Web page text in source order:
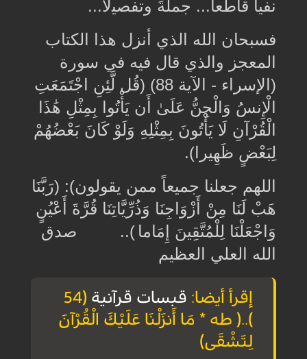
نفياً قاطعاً... ﺟﻤﻠﺔَ ﻭﺗﻔﺼﻴلاً...
ﻓﺴﺒﺤﺎﻥ ﺍﻟﻠﻪ الذي أنزل هذا الكتاب
المعجز والذي قال فيه في سورة
(الإسراء - الآية 88) (قُل لَّئِنِ اجْتَمَعَتِ
الْإِنسُ وَالْجِنُّ عَلَىٰ أَن يَأْتُوا بِمِثْلِ هَٰذَا
الْقُرْآنِ لَا يَأْتُونَ بِمِثْلِهِ وَلَوْ كَانَ بَعْضُهُمْ
لِبَعْضٍ ظَهِيرا).
اللهم جعلنا جميعاً ممن يقولون:( (رَبَّنَا
هَبْ لَنَا مِنْ أَزْوَاجِنَا وَذُرِّيَّاتِنَا قُرَّةَ أَعْيُنٍ
وَاجْعَلْنَا لِلْمُتَّقِينَ إِمَاما (.. صدق
الله العلي العظيم
إقرأ أيضا: قبسات قرآنية (54
)..( طه * مَا أَنزَلْنَا عَلَيْكَ الْقُرْآنَ
لِتَشْقَى)